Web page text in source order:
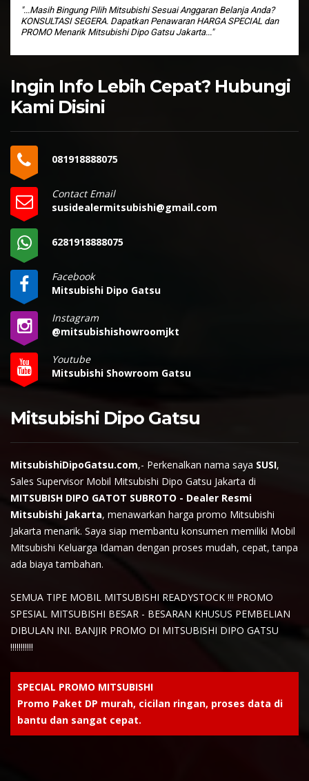
"...Masih Bingung Pilih Mitsubishi Sesuai Anggaran Belanja Anda?
KONSULTASI SEGERA. Dapatkan Penawaran HARGA SPECIAL dan
PROMO Menarik Mitsubishi Dipo Gatsu Jakarta..."
Ingin Info Lebih Cepat? Hubungi
Kami Disini
081918888075
Contact Email
susidealermitsubishi@gmail.com
6281918888075
Facebook
Mitsubishi Dipo Gatsu
Instagram
@mitsubishishowroomjkt
Youtube
Mitsubishi Showroom Gatsu
Mitsubishi Dipo Gatsu
MitsubishiDipoGatsu.com,- Perkenalkan nama saya SUSI,
Sales Supervisor Mobil Mitsubishi Dipo Gatsu Jakarta di
MITSUBISH DIPO GATOT SUBROTO - Dealer Resmi
Mitsubishi Jakarta, menawarkan harga promo Mitsubishi
Jakarta menarik. Saya siap membantu konsumen memiliki Mobil
Mitsubishi Keluarga Idaman dengan proses mudah, cepat, tanpa
ada biaya tambahan.
SEMUA TIPE MOBIL MITSUBISHI READYSTOCK !!! PROMO
SPESIAL MITSUBISHI BESAR - BESARAN KHUSUS PEMBELIAN
DIBULAN INI. BANJIR PROMO DI MITSUBISHI DIPO GATSU
!!!!!!!!!!!
SPECIAL PROMO MITSUBISHI
Promo Paket DP murah, cicilan ringan, proses data di
bantu dan sangat cepat.